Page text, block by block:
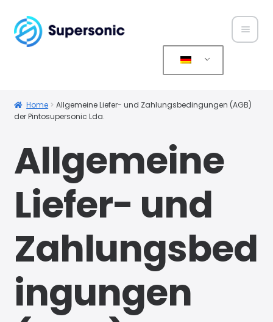
Über
Konta
kt
Home
Allgemeine Liefer- und Zahlungsbedingungen (AGB)
der Pintosupersonic Lda.
Allgemeine
Liefer- und
Zahlungsbed
ingungen